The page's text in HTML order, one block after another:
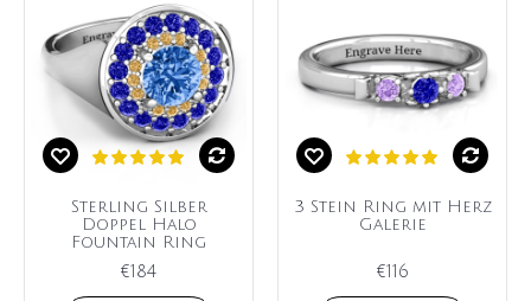
Sterling Silber
Doppel Halo
Fountain Ring
€184
3 Stein Ring mit Herz
Galerie
€116